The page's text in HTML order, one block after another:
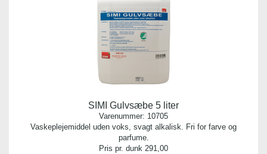
SIMI Gulvsæbe 5 liter
Varenummer: 10705
Vaskeplejemiddel uden voks, svagt alkalisk. Fri for farve og
parfume.
Pris pr. dunk 291,00